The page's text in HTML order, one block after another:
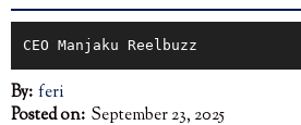
CEO Manjaku Reelbuzz
By: feri
Posted on: September 23, 2025